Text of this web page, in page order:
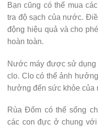
Bạn cũng có thể mua
tra độ sạch của nước.
động hiệu quả và cho
hoàn toàn.
Nước máy được sử
clo. Clo có thể ảnh
hưởng đến sức khỏe của
Rùa Đốm có thể sống
các con đực ở chung với